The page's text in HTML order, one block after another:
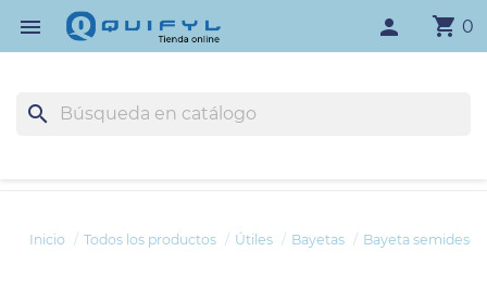
 shopping_cart 0
person
search
Inicio Todos los productos Útiles Bayetas Bayeta